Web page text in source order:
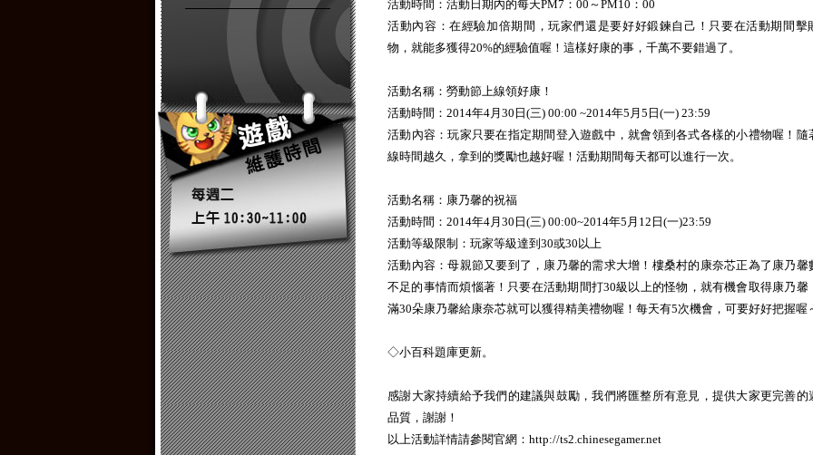
活動時間：活動日期內的每天PM7：00～PM10：00
活動內容：在經驗加倍期間，玩家們還是要好好鍛鍊自己！只要在活動期間擊
物，就能多獲得20%的經驗值喔！這樣好康的事，千萬不要錯過了。
活動名稱：勞動節上線領好康！
活動時間：2014年4月30日(三) 00:00 ~2014年5月5日(一) 23:59
活動內容：玩家只要在指定期間登入遊戲中，就會領到各式各樣的小禮物喔！隨
線時間越久，拿到的獎勵也越好喔！活動期間每天都可以進行一次。
活動名稱：康乃馨的祝福
活動時間：2014年4月30日(三) 00:00~2014年5月12日(一)23:59
活動等級限制：玩家等級達到30或30以上
活動內容：母親節又要到了，康乃馨的需求大增！樓桑村的康奈芯正為了康乃馨
不足的事情而煩惱著！只要在活動期間打30級以上的怪物，就有機會取得康乃馨
滿30朵康乃馨給康奈芯就可以獲得精美禮物喔！每天有5次機會，可要好好把握喔
◇小百科題庫更新。
感謝大家持續給予我們的建議與鼓勵，我們將匯整所有意見，提供大家更完善的
品質，謝謝！
以上活動詳情請參閱官網：http://ts2.chinesegamer.net